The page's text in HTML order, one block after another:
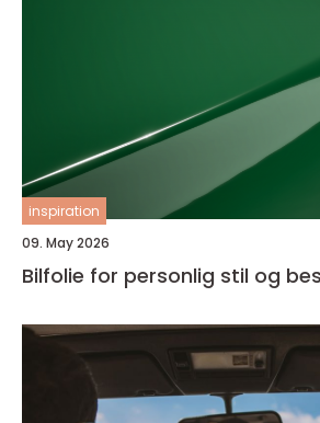
inspiration
09. May 2026
Bilfolie for personlig stil og